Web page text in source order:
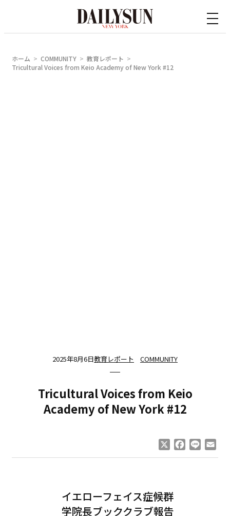
ホーム COMMUNITY
教育レポート
Tricultural Voices from Keio Academy of New York #12
2025年8月6日教育レポート COMMUNITY
Tricultural Voices from Keio
Academy of New York #12
Facebook
Line
イエローフェイス症候群
――学院長ブッククラブ報告――